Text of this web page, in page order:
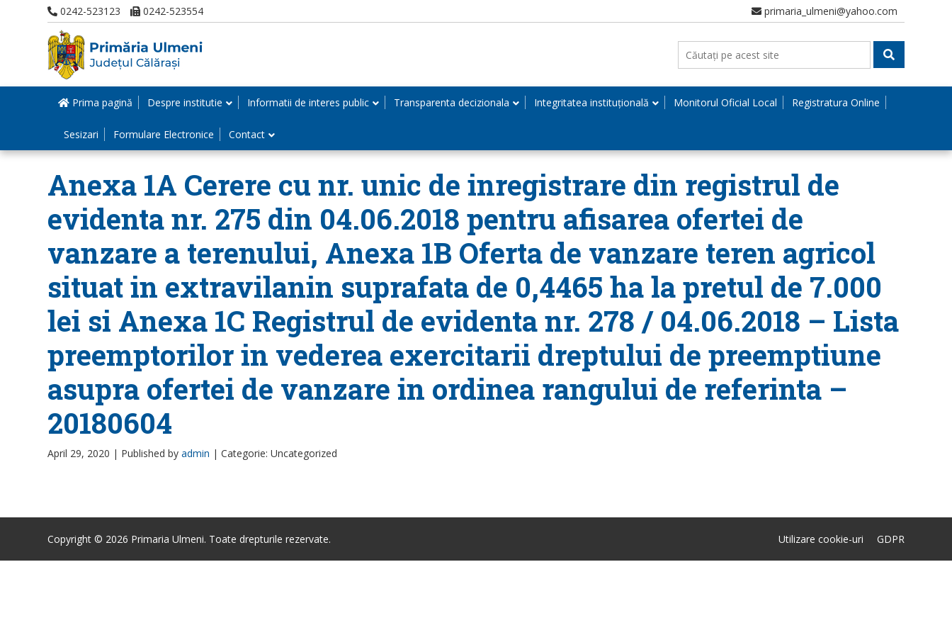
0242-523123 0242-523554 primaria_ulmeni@yahoo.com
Prima pagină Despre institutie Informatii de interes public Transparenta decizionala Integritatea instituțională Monitorul Oficial Local Registratura Online
Sesizari Formulare Electronice Contact
Anexa 1A Cerere cu nr. unic de inregistrare din registrul de
evidenta nr. 275 din 04.06.2018 pentru afisarea ofertei de
vanzare a terenului, Anexa 1B Oferta de vanzare teren agricol
situat in extravilanin suprafata de 0,4465 ha la pretul de 7.000
lei si Anexa 1C Registrul de evidenta nr. 278 / 04.06.2018 – Lista
preemptorilor in vederea exercitarii dreptului de preemptiune
asupra ofertei de vanzare in ordinea rangului de referinta –
20180604
April 29, 2020 | Published by admin | Categorie: Uncategorized
Copyright © 2026 Primaria Ulmeni. Toate drepturile rezervate. Utilizare cookie-uri GDPR